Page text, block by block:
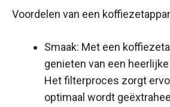
Voordelen van een
Smaak: Met een
genieten van een
Het filterproces zorgt
optimaal wordt